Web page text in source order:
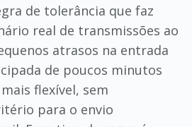
de tolerância que faz
real de transmissões ao
atrasos na entrada
de poucos minutos
flexível, sem
para o envio